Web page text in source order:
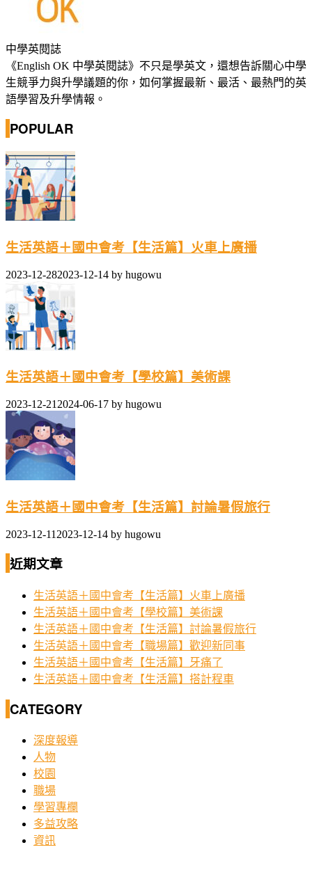
中學英閱誌
《English OK 中學英閱誌》不只是學英文，還想告訴關心中學
生競爭力與升學議題的你，如何掌握最新、最活、最熱門的英
語學習及升學情報。
POPULAR
生活英語＋國中會考【生活篇】火車上廣播
2023-12-282023-12-14 by hugowu
生活英語＋國中會考【學校篇】美術課
2023-12-21 2024-06-17 by hugowu
生活英語＋國中會考【生活篇】討論暑假旅行
2023-12-11 2023-12-14 by hugowu
近期文章
生活英語＋國中會考【生活篇】火車上廣播
生活英語＋國中會考【學校篇】美術課
生活英語＋國中會考【生活篇】討論暑假旅行
生活英語＋國中會考【職場篇】歡迎新同事
生活英語＋國中會考【生活篇】牙痛了
生活英語＋國中會考【生活篇】搭計程車
CATEGORY
深度報導
人物
校園
職場
學習專欄
多益攻略
資訊